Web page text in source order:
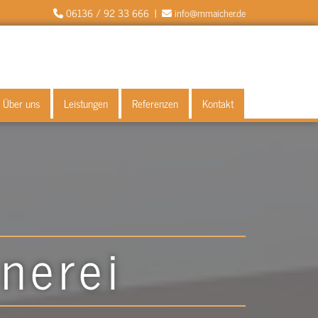
 06136 / 92 33 666 |  info@mmaicher.de
Über uns Leistungen Referenzen Kontakt